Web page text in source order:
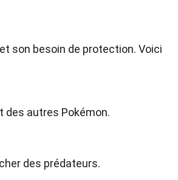
son besoin de protection. Voici
autres Pokémon.
des prédateurs.